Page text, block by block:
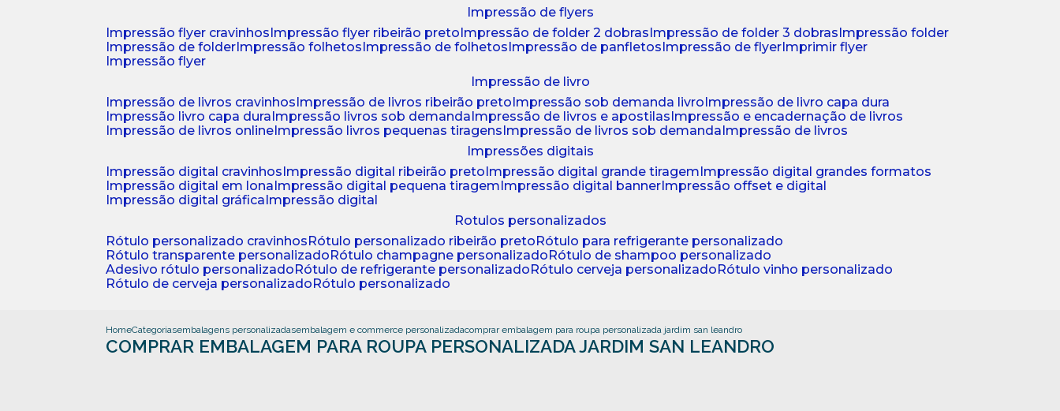
impressão de flyers
impressão flyer cravinhos impressão flyer ribeirão preto impressão de folder 2 dobras impressão de folder 3 dobras impressão folder
impressão de folder impressão folhetos impressão de folhetos impressão de panfletos impressão de flyer imprimir flyer
impressão flyer
impressão de livro
impressão de livros cravinhos impressão de livros ribeirão preto impressão sob demanda livro impressão de livro capa dura
impressão livro capa dura impressão livros sob demanda impressão de livros e apostilas impressão e encadernação de livros
impressão de livros online impressão livros pequenas tiragens impressão de livros sob demanda impressão de livros
impressões digitais
impressão digital cravinhos impressão digital ribeirão preto impressão digital grande tiragem impressão digital grandes formatos
impressão digital em lona impressão digital pequena tiragem impressão digital banner impressão offset e digital
impressão digital gráfica impressão digital
rotulos personalizados
rótulo personalizado cravinhos
rótulo personalizado ribeirão preto
rótulo para refrigerante personalizado
rótulo transparente personalizado
rótulo champagne personalizado
rótulo de shampoo personalizado
adesivo rótulo personalizado
rótulo de refrigerante personalizado rótulo cerveja personalizado
rótulo vinho personalizado
rótulo de cerveja personalizado
rótulo personalizado
HomeCategoriasembalagens personalizadasembalagem e commerce personalizadacomprar embalagem para roupa personalizada jardim san leandro
COMPRAR EMBALAGEM PARA ROUPA PERSONALIZADA JARDIM SAN LEANDRO